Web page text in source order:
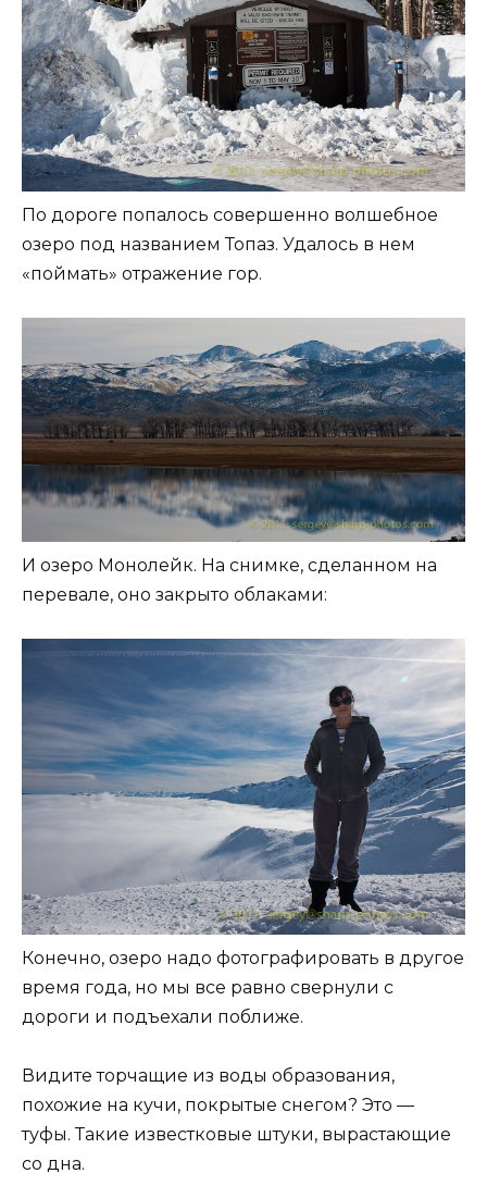
По дороге попалось совершенно волшебное
озеро под названием Топаз. Удалось в нем
«поймать» отражение гор.
И озеро Монолейк. На снимке, сделанном на
перевале, оно закрыто облаками:
Конечно, озеро надо фотографировать в другое
время года, но мы все равно свернули с
дороги и подъехали поближе.
Видите торчащие из воды образования,
похожие на кучи, покрытые снегом? Это —
туфы. Такие известковые штуки, вырастающие
со дна.